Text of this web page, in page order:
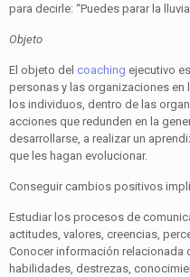
para decirle: “Puedes parar la
Objeto
El objeto del coaching ejecutivo
personas y las organizaciones en
los individuos, dentro de las
acciones que redunden en la
desarrollarse, a realizar un
que les hagan evolucionar.
Conseguir cambios positivos
Estudiar los procesos de
actitudes, valores, creencias,
Conocer información relacionada
habilidades, destrezas,